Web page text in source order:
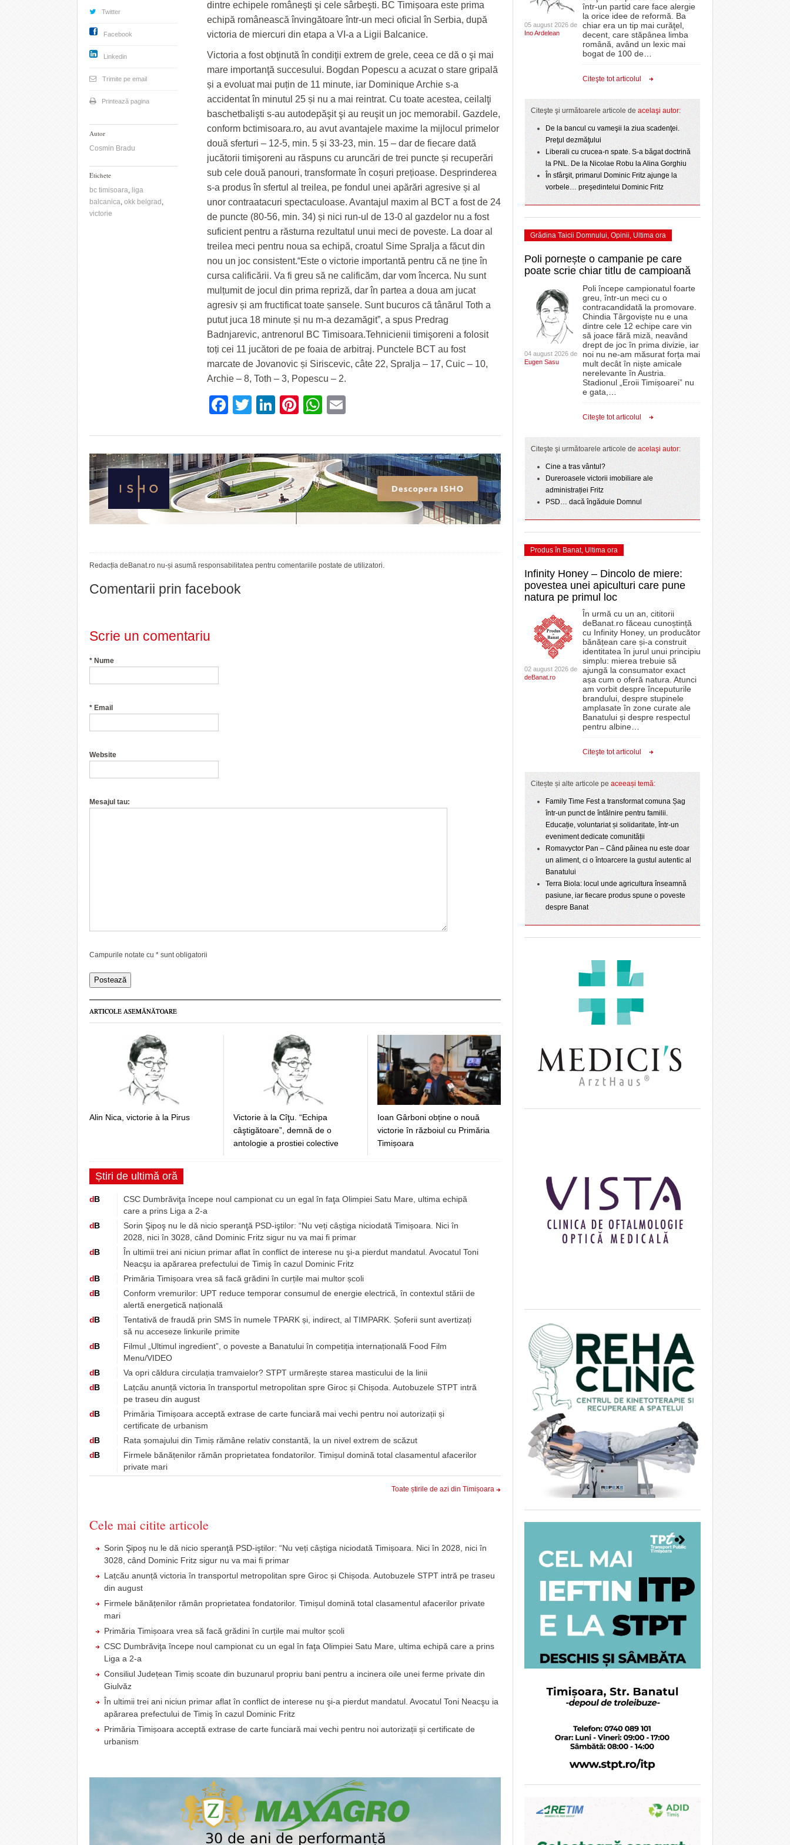
onoare/FOTO- 3 August 2026
Primăria Timișoara vinde 3.500 de metri cubi de
ANI să intervină în cazul Dominic Fritz şi să
conteste ordinul prefectului de Timiş
- acum 2
zile
USR cere vot astăzi pe legea responsabilității în
energie, blocată în Parlament din 2022
August 2026
A vrut să-l atace pe Bolojan, dar i-a ieşit altceva.
Alexandru Rogobete spune că Nicolae
Ceauşescu a fost… “unicul vizionar al țării”
August 2026
View all
dramatic în barajul de promovare- 3 August 2026
Politehnica încheie cantonamentul cu o victorie
- 25 July 2026
Pe drumul cel bun. Poli a învins o echipă de
ZIARISTU’ DE
KIERKEGAARD
FINANŢĂRI DE LA A
LA Z
PE SURSE
CLIPURI VIDEO
Ziua Timișoarei – City Celebration. Programul
ultimei zile
- 3 August 2026
Sărbătoarea continuă! Zeci de mii de oameni
View all
proiectelor derulate de instituție din fonduri
europene/FOTO
ANAF oferă persoanelor fizice posibilitatea să
beneficieze de Declarația Unică 212
2025
CLIPURI VIDEO
JOCURI ONLINE
DIVERSE
FARMACII DIN
GRĂDINIŢE DIN TIMIŞ
PRIMĂRIILE DIN TIMIŞ
SFATUL MEDICULUI
SFATURI JURIDICE
dintre echipele româneşti şi cele sârbeşti. BC Timișoara este prima
echipă românească învingătoare într-un meci oficial în Serbia, după
victoria de miercuri din etapa a VI-a a Ligii Balcanice.
Victoria a fost obţinută în condiţii extrem de grele, ceea ce dă o şi mai
mare importanţă succesului. Bogdan Popescu a acuzat o stare gripală
și a evoluat mai puțin de 11 minute, iar Dominique Archie s-a
accidentat în minutul 25 și nu a mai reintrat. Cu toate acestea, ceilalţi
baschetbalişti s-au autodepăşit şi au reuşit un joc memorabil. Gazdele,
conform bctimisoara.ro, au avut avantajele maxime la mijlocul primelor
două sferturi – 12-5, min. 5 și 33-23, min. 15 – dar de fiecare dată
jucătorii timişoreni au răspuns cu aruncări de trei puncte și recuperări
sub cele două panouri, transformate în coșuri prețioase. Desprinderea
s-a produs în sfertul al treilea, pe fondul unei apărări agresive și al
unor contraatacuri spectaculoase. Avantajul maxim al BCT a fost de 24
de puncte (80-56, min. 34) și nici run-ul de 13-0 al gazdelor nu a fost
suficient pentru a răsturna rezultatul unui meci de poveste. La doar al
treilea meci pentru noua sa echipă, croatul Sime Spralja a făcut din
nou un joc consistent.“Este o victorie importantă pentru că ne ține în
cursa calificării. Va fi greu să ne calificăm, dar vom încerca. Nu sunt
mulțumit de jocul din prima repriză, dar în partea a doua am jucat
agresiv și am fructificat toate șansele. Sunt bucuros că tânărul Toth a
putut juca 18 minute și nu m-a dezamăgit”, a spus Predrag
Badnjarevic, antrenorul BC Timisoara.Tehnicienii timişoreni a folosit
toți cei 11 jucători de pe foaia de arbitraj. Punctele BCT au fost
marcate de Jovanovic și Siriscevic, câte 22, Spralja – 17, Cuic – 10,
Archie – 8, Toth – 3, Popescu – 2.
Facebook
Twitter
LinkedIn
Pinterest
WhatsApp
Twitter
Facebook
Linkedin
Trimite pe email
Printează pagina
Autor
Cosmin Bradu
Etichete
bc timisoara, liga
balcanica, okk belgrad ,
victorie
Redacția deBanat.ro nu-și asumă responsabilitatea pentru comentariile postate de utilizatori.
Comentarii prin facebook
Scrie un comentariu
* Nume
* Email
Website
Mesajul tau:
Campurile notate cu * sunt obligatorii
ARTICOLE ASEMĂNĂTOARE
Alin Nica, victorie à la Pirus
Victorie à la Cîţu. “Echipa
câştigătoare”, demnă de o
antologie a prostiei colective
Ioan Gârboni obține o nouă
victorie în războiul cu Primăria
Timișoara
Știri de ultimă oră
dB
CSC Dumbrăviţa începe noul campionat cu un egal în faţa Olimpiei Satu Mare, ultima echipă
care a prins Liga a 2-a
dB
Sorin Şipoş nu le dă nicio speranţă PSD-iştilor: “Nu veți câștiga niciodată Timișoara. Nici în
2028, nici în 3028, când Dominic Fritz sigur nu va mai fi primar
dB
În ultimii trei ani niciun primar aflat în conflict de interese nu şi-a pierdut mandatul. Avocatul Toni
Neacşu ia apărarea prefectului de Timiş în cazul Dominic Fritz
dB
Primăria Timișoara vrea să facă grădini în curțile mai multor școli
dB
Conform vremurilor: UPT reduce temporar consumul de energie electrică, în contextul stării de
alertă energetică națională
dB
Tentativă de fraudă prin SMS în numele TPARK și, indirect, al TIMPARK. Șoferii sunt avertizați
să nu acceseze linkurile primite
dB
Filmul „Ultimul ingredient”, o poveste a Banatului în competiția internațională Food Film
Menu/VIDEO
dB
Va opri căldura circulația tramvaielor? STPT urmărește starea masticului de la linii
dB
Lațcău anunță victoria în transportul metropolitan spre Giroc și Chișoda. Autobuzele STPT intră
pe traseu din august
dB
Primăria Timișoara acceptă extrase de carte funciară mai vechi pentru noi autorizații și
certificate de urbanism
dB
Rata șomajului din Timiș rămâne relativ constantă, la un nivel extrem de scăzut
dB
Firmele bănățenilor rămân proprietatea fondatorilor. Timișul domină total clasamentul afacerilor
private mari
Toate știrile de azi din Timișoara
Cele mai citite articole
Sorin Şipoş nu le dă nicio speranţă PSD-iştilor: “Nu veți câștiga niciodată Timișoara. Nici în 2028, nici în
3028, când Dominic Fritz sigur nu va mai fi primar
Lațcău anunță victoria în transportul metropolitan spre Giroc și Chișoda. Autobuzele STPT intră pe traseu
din august
Firmele bănățenilor rămân proprietatea fondatorilor. Timișul domină total clasamentul afacerilor private
mari
Primăria Timișoara vrea să facă grădini în curțile mai multor școli
CSC Dumbrăviţa începe noul campionat cu un egal în faţa Olimpiei Satu Mare, ultima echipă care a prins
Liga a 2-a
Consiliul Județean Timiș scoate din buzunarul propriu bani pentru a incinera oile unei ferme private din
Giulvăz
În ultimii trei ani niciun primar aflat în conflict de interese nu şi-a pierdut mandatul. Avocatul Toni Neacşu ia
apărarea prefectului de Timiş în cazul Dominic Fritz
Primăria Timișoara acceptă extrase de carte funciară mai vechi pentru noi autorizații și certificate de
urbanism
05 august 2026 de
Ino Ardelean
într-un partid care face alergie
la orice idee de reformă. Ba
chiar era un tip mai curăţel,
decent, care stăpânea limba
română, având un lexic mai
bogat de 100 de
Citeşte tot articolul
Citeşte şi următoarele articole de acelaşi autor:
De la bancul cu vameşii la ziua scadenţei.
Preţul dezmăţului
Liberali cu crucea-n spate. S-a băgat doctrină
la PNL. De la Nicolae Robu la Alina Gorghiu
În sfârşit, primarul Dominic Fritz ajunge la
vorbele… preşedintelui Dominic Fritz
Grădina Taicii Domnului, Opinii, Ultima ora
Poli pornește o campanie pe care
poate scrie chiar titlu de campioană
04 august 2026 de
Eugen Sasu
Poli începe campionatul foarte
greu, într-un meci cu o
contracandidată la promovare.
Chindia Târgoviște nu e una
dintre cele 12 echipe care vin
să joace fără miză, neavând
drept de joc în prima divizie, iar
noi nu ne-am măsurat forța mai
mult decât în niște amicale
nerelevante în Austria.
Stadionul „Eroii Timișoarei” nu
e gata,
Citeşte tot articolul
Citeşte şi următoarele articole de acelaşi autor:
Cine a tras vântul?
Dureroasele victorii imobiliare ale
administrației Fritz
PSD… dacă îngăduie Domnul
Produs în Banat, Ultima ora
Infinity Honey – Dincolo de miere:
povestea unei apiculturi care pune
natura pe primul loc
02 august 2026 de
deBanat.ro
În urmă cu un an, cititorii
deBanat.ro făceau cunoștință
cu Infinity Honey, un producător
bănățean care și-a construit
identitatea în jurul unui principiu
simplu: mierea trebuie să
ajungă la consumator exact
așa cum o oferă natura. Atunci
am vorbit despre începuturile
brandului, despre stupinele
amplasate în zone curate ale
Banatului și despre respectul
pentru albine
Citeşte tot articolul
Citește și alte articole pe aceeași temă:
Family Time Fest a transformat comuna Șag
într-un punct de întâlnire pentru familii.
Educație, voluntariat și solidaritate, într-un
eveniment dedicate comunității
Romavyctor Pan – Când pâinea nu este doar
un aliment, ci o întoarcere la gustul autentic al
Banatului
Terra Biola: locul unde agricultura înseamnă
pasiune, iar fiecare produs spune o poveste
despre Banat